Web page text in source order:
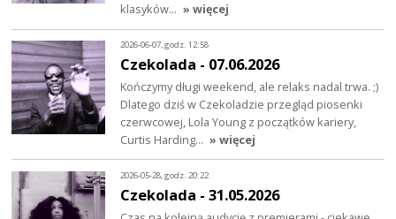
klasyków… » więcej
2026-06-07, godz. 12:58
Czekolada - 07.06.2026
Kończymy długi weekend, ale relaks nadal trwa. ;)
Dlatego dziś w Czekoladzie przegląd piosenki
czerwcowej, Lola Young z początków kariery,
Curtis Harding… » więcej
2026-05-28, godz. 20:22
Czekolada - 31.05.2026